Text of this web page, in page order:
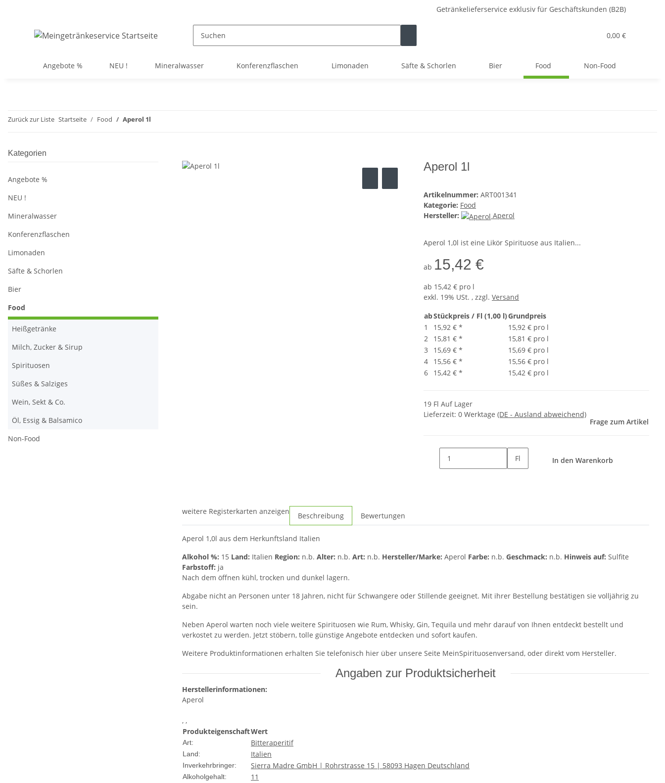
Getränkelieferservice exklusiv für Geschäftskunden (B2B)
0,00 €
Angebote % NEU ! Mineralwasser Konferenzflaschen Limonaden Säfte & Schorlen Bier Food Non-Food
Zurück zur Liste Startseite Food Aperol 1l
Aperol 1l
Artikelnummer: ART001341
Kategorie: Food
Hersteller:
Aperol
Aperol 1,0l ist eine Likör Spirituose aus Italien...
ab 15,42 €
ab 15,42 € pro l
exkl. 19% USt. , zzgl. Versand
abStückpreis / Fl (1,00 l)Grundpreis
1
15,92 € *
15,92 € pro l
2
15,81 € *
15,81 € pro l
3
15,69 € *
15,69 € pro l
4
15,56 € *
15,56 € pro l
6
15,42 € * 15,42 € pro l
19 Fl Auf Lager
Lieferzeit: 0 Werktage (DE - Ausland abweichend)
Frage zum Artikel
Fl In den Warenkorb
weitere Registerkarten anzeigen Beschreibung Bewertungen
Aperol 1,0l aus dem Herkunftsland Italien
Alkohol %: 15 Land: Italien Region: n.b. Alter: n.b. Art: n.b. Hersteller/Marke: Aperol Farbe: n.b. Geschmack: n.b. Hinweis auf: Sulfite
Farbstoff: ja
Nach dem öffnen kühl, trocken und dunkel lagern.
Abgabe nicht an Personen unter 18 Jahren, nicht für Schwangere oder Stillende geeignet. Mit ihrer Bestellung bestätigen sie volljährig zu
sein.
Neben Aperol warten noch viele weitere Spirituosen wie Rum, Whisky, Gin, Tequila und mehr darauf von Ihnen entdeckt bestellt und
verkostet zu werden. Jetzt stöbern, tolle günstige Angebote entdecken und sofort kaufen.
Weitere Produktinformationen erhalten Sie telefonisch hier über unsere Seite MeinSpirituosenversand, oder direkt vom Hersteller.
Angaben zur Produktsicherheit
Herstellerinformationen:
Aperol
, ,
ProdukteigenschaftWert
Art: Bitteraperitif
Land: Italien
Inverkehrbringer: Sierra Madre GmbH | Rohrstrasse 15 | 58093 Hagen Deutschland
Alkoholgehalt: 11
Kategorien
Angebote %
NEU !
Mineralwasser
Konferenzflaschen
Limonaden
Säfte & Schorlen
Bier
Food
Heißgetränke
Milch, Zucker & Sirup
Spirituosen
Süßes & Salziges
Wein, Sekt & Co.
Öl, Essig & Balsamico
Non-Food